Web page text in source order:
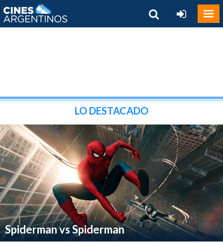
LO DESTACADO
Spiderman vs Spiderman